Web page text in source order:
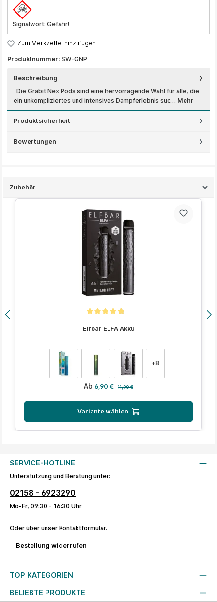
Signalwort: Gefahr!
Zum Merkzettel hinzufügen
Produktnummer: SW-GNP
Beschreibung
Die Grabit Nex Pods sind eine hervorragende Wahl für alle, die
ein unkompliziertes und intensives Dampferlebnis suc… Mehr
Produktsicherheit
Bewertungen
Zubehör
Produktgalerie überspringen
Elfbar ELFA Akku
auswählen
+8
Verkaufspreis:
Ab 6,90 € 11,90 €
Variante wählen
SERVICE-HOTLINE
Unterstützung und Beratung unter:
02158 - 6923290
Mo-Fr, 09:30 - 16:30 Uhr
Oder über unser Kontaktformular.
Bestellung widerrufen
TOP KATEGORIEN
BELIEBTE PRODUKTE